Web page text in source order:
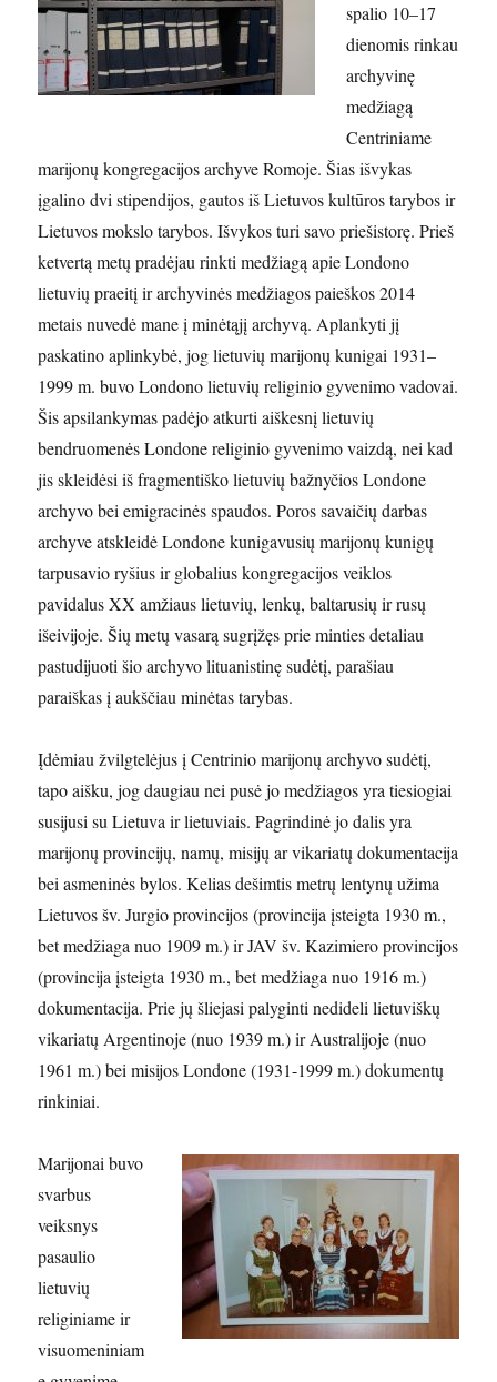
spalio 10–17
dienomis rinkau
archyvinę
medžiagą
Centriniame
marijonų kongregacijos archyve Romoje. Šias išvykas
įgalino dvi stipendijos, gautos iš Lietuvos kultūros tarybos ir
Lietuvos mokslo tarybos. Išvykos turi savo priešistorę. Prieš
ketvertą metų pradėjau rinkti medžiagą apie Londono
lietuvių praeitį ir archyvinės medžiagos paieškos 2014
metais nuvedė mane į minėtąjį archyvą. Aplankyti jį
paskatino aplinkybė, jog lietuvių marijonų kunigai 1931–
1999 m. buvo Londono lietuvių religinio gyvenimo vadovai.
Šis apsilankymas padėjo atkurti aiškesnį lietuvių
bendruomenės Londone religinio gyvenimo vaizdą, nei kad
jis skleidėsi iš fragmentiško lietuvių bažnyčios Londone
archyvo bei emigracinės spaudos. Poros savaičių darbas
archyve atskleidė Londone kunigavusių marijonų kunigų
tarpusavio ryšius ir globalius kongregacijos veiklos
pavidalus XX amžiaus lietuvių, lenkų, baltarusių ir rusų
išeivijoje. Šių metų vasarą sugrįžęs prie minties detaliau
pastudijuoti šio archyvo lituanistinę sudėtį, parašiau
paraiškas į aukščiau minėtas tarybas.
Įdėmiau žvilgtelėjus į Centrinio marijonų archyvo sudėtį,
tapo aišku, jog daugiau nei pusė jo medžiagos yra tiesiogiai
susijusi su Lietuva ir lietuviais. Pagrindinė jo dalis yra
marijonų provincijų, namų, misijų ar vikariatų dokumentacija
bei asmeninės bylos. Kelias dešimtis metrų lentynų užima
Lietuvos šv. Jurgio provincijos (provincija įsteigta 1930 m.,
bet medžiaga nuo 1909 m.) ir JAV šv. Kazimiero provincijos
(provincija įsteigta 1930 m., bet medžiaga nuo 1916 m.)
dokumentacija. Prie jų šliejasi palyginti nedideli lietuviškų
vikariatų Argentinoje (nuo 1939 m.) ir Australijoje (nuo
1961 m.) bei misijos Londone (1931-1999 m.) dokumentų
rinkiniai.
Marijonai buvo
svarbus
veiksnys
pasaulio
lietuvių
religiniame ir
visuomeniniam